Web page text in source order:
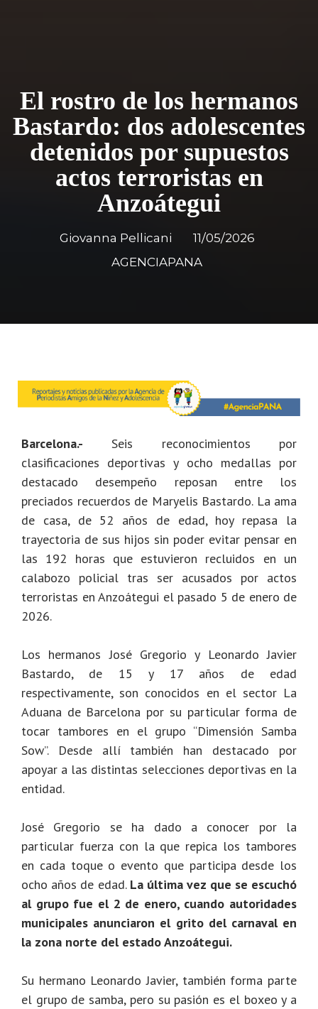
El rostro de los hermanos
Bastardo: dos adolescentes
detenidos por supuestos
actos terroristas en
Anzoátegui
Giovanna Pellicani
11/05/2026
AGENCIAPANA
Barcelona.- Seis reconocimientos por
clasificaciones deportivas y ocho medallas por
destacado desempeño reposan entre los
preciados recuerdos de Maryelis Bastardo. La ama
de casa, de 52 años de edad, hoy repasa la
trayectoria de sus hijos sin poder evitar pensar en
las 192 horas que estuvieron recluidos en un
calabozo policial tras ser acusados por actos
terroristas en Anzoátegui el pasado 5 de enero de
2026.
Los hermanos José Gregorio y Leonardo Javier
Bastardo, de 15 y 17 años de edad
respectivamente, son conocidos en el sector La
Aduana de Barcelona por su particular forma de
tocar tambores en el grupo “Dimensión Samba
Sow”. Desde allí también han destacado por
apoyar a las distintas selecciones deportivas en la
entidad.
José Gregorio se ha dado a conocer por la
particular fuerza con la que repica los tambores
en cada toque o evento que participa desde los
ocho años de edad. La última vez que se escuchó
al grupo fue el 2 de enero, cuando autoridades
municipales anunciaron el grito del carnaval en
la zona norte del estado Anzoátegui.
Su hermano Leonardo Javier, también forma parte
el grupo de samba, pero su pasión es el boxeo y a